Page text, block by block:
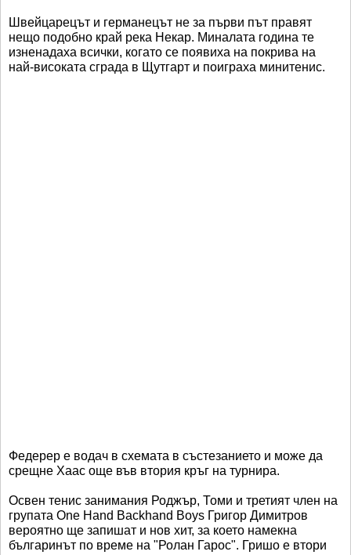
Швейцарецът и германецът не за първи път правят
нещо подобно край река Некар. Миналата година те
изненадаха всички, когато се появиха на покрива на
най-високата сграда в Щутгарт и поиграха минитенис.
Федерер е водач в схемата в състезанието и може да
срещне Хаас още във втория кръг на турнира.
Освен тенис занимания Роджър, Томи и третият член на
групата One Hand Backhand Boys Григор Димитров
вероятно ще запишат и нов хит, за което намекна
българинът по време на "Ролан Гарос". Гришо е втори